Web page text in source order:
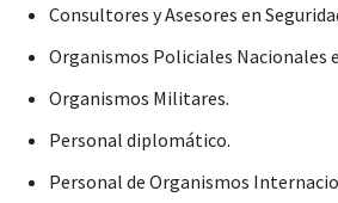
Consultores y Asesores en
Organismos Policiales Nacionales
Organismos Militares.
Personal diplomático.
Personal de Organismos